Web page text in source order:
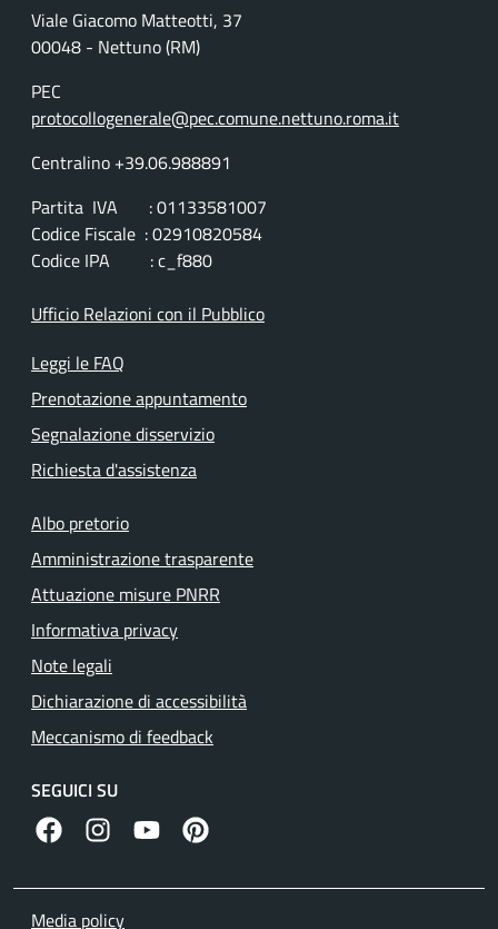
Viale Giacomo Matteotti, 37
00048 - Nettuno (RM)
PEC
protocollogenerale@pec.comune.nettuno.roma.it
Centralino +39.06.988891
Partita IVA : 01133581007
Codice Fiscale : 02910820584
Codice IPA : c_f880
Ufficio Relazioni con il Pubblico
Leggi le FAQ
Prenotazione appuntamento
Segnalazione disservizio
Richiesta d'assistenza
Albo pretorio
Amministrazione trasparente
Attuazione misure PNRR
Informativa privacy
Note legali
Dichiarazione di accessibilità
Meccanismo di feedback
SEGUICI SU
facebook instagramcanale youtube
pinterest
Media policy